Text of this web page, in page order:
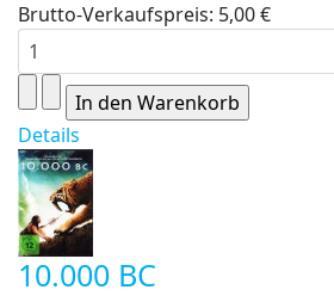
Brutto-Verkaufspreis: 5,00 €
Details
10.000 BC